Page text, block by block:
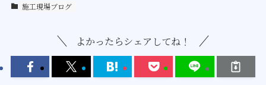
施工現場ブログ
よかったらシェアしてね！